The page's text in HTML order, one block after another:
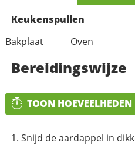
Keukenspullen
Bakplaat
Oven
Bereidingswijze
TOON HOEVEELHEDEN
Snijd de aardappel in